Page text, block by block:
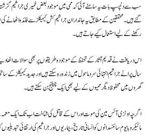
سب سے دلچسپ بات یہ سامنے آئی کہ ممی میں موجود بعض خمیری جراثیم
گئے ہیں۔ محققین کے مطابق یہ جاندار ان جراثیم کش کیمیکلز سے فائدہ اٹھانے
رکھنے کے لیے استعمال کیے جاتے ہیں۔
اس دریافت نے قدیم آثار کے تحفظ کے موجودہ طریقوں پر بھی سوالات اٹھا
سال پرانے جراثیم انتہائی سرد ماحول میں زندہ رہ سکتے ہیں اور جدید کیمیکلز کے
گھروں میں محفوظ دیگر ممیوں کے لیے بھی ایک چیلنج بن سکتے ہیں۔
اگرچہ اوٹزی آئس مین کی موت اور اس کے قاتل کی شناخت اب تک ایک
مائیکروبایوم سائنسدانوں کو انسانی تاریخ، بیماریوں اور جراثیم کی ارتقائی